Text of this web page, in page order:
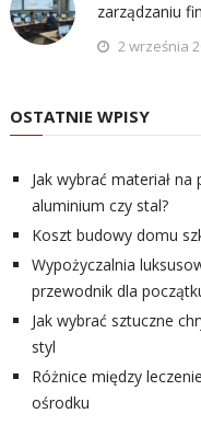
zarządzaniu
2 września
OSTATNIE WPISY
Jak wybrać materiał
aluminium czy stal?
Koszt budowy domu
Wypożyczalnia
przewodnik dla
Jak wybrać sztuczne
styl
Różnice między
ośrodku